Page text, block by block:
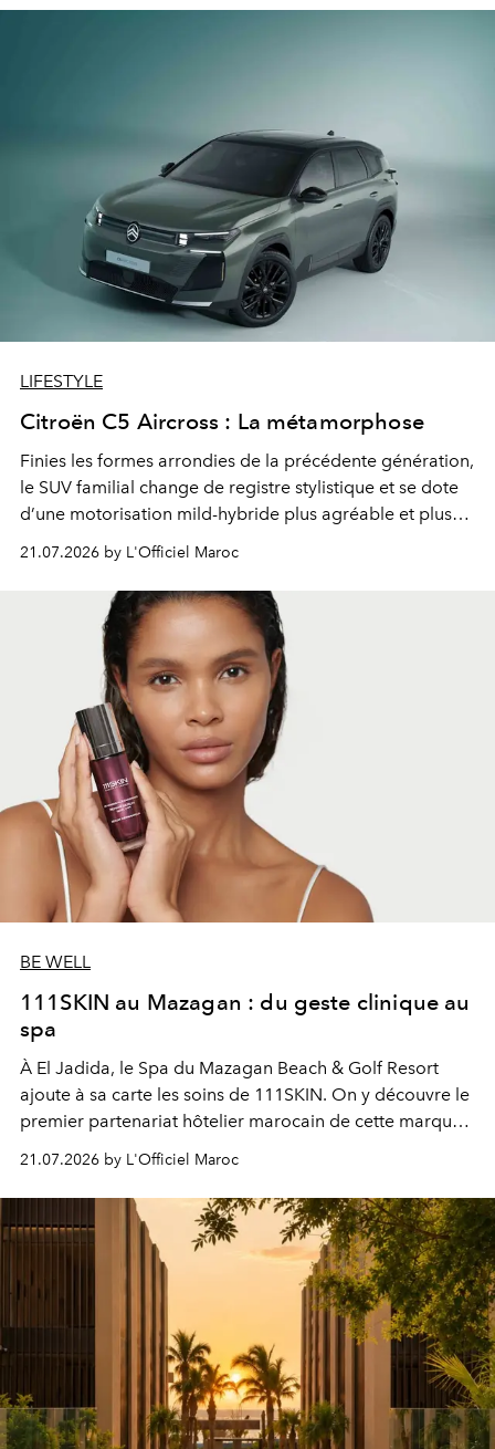
LIFESTYLE
Citroën C5 Aircross : La métamorphose
Finies les formes arrondies de la précédente génération,
le SUV familial change de registre stylistique et se dote
d’une motorisation mild-hybride plus agréable et plus
économe. à n’en pas douter, le nouveau C5 Aircross a
gagné en maturité.
21.07.2026 by L'Officiel Maroc
BE WELL
111SKIN au Mazagan : du geste clinique au
spa
À El Jadida, le Spa du Mazagan Beach & Golf Resort
ajoute à sa carte les soins de 111SKIN. On y découvre le
premier partenariat hôtelier marocain de cette marque
britannique, née dans un cabinet de chirurgie plastique
londonien et construite depuis autour d'un actif breveté,
le complexe NAC Y2™.
21.07.2026 by L'Officiel Maroc